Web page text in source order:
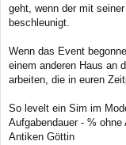
geht, wenn der mit
beschleunigt.
Wenn das Event
einem anderen Haus an
arbeiten, die in euren
So levelt ein Sim im
Aufgabendauer - %
Antiken Göttin